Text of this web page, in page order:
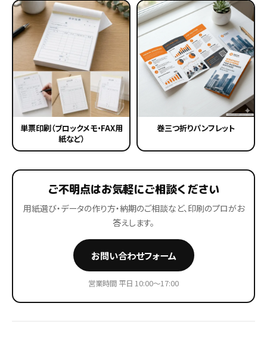
単票印刷（ブロックメモ・FAX用
紙など）
巻三つ折りパンフレット
ご不明点はお気軽にご相談ください
用紙選び・データの作り方・納期のご相談など、印刷のプロがお
答えします。
お問い合わせフォーム
営業時間 平日 10:00〜17:00